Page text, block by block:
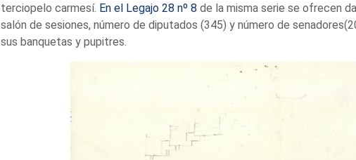
terciopelo carmesí. En el Legajo 28 nº 8 de la misma serie se ofrecen
salón de sesiones, número de diputados (345) y número de
sus banquetas y pupitres.